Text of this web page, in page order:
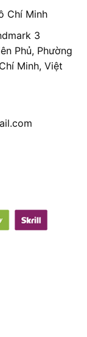
Chí Minh
3
Phủ, Phường
Minh, Việt